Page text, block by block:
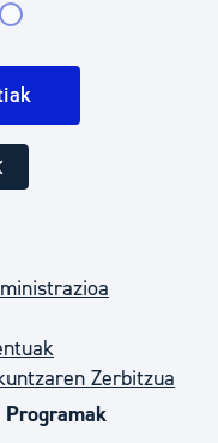
Zerbitzua
Programak